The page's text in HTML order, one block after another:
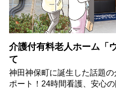
介護付有料老人ホーム「
て
神田神保町に誕生した話題
ポート！24時間看護、安心